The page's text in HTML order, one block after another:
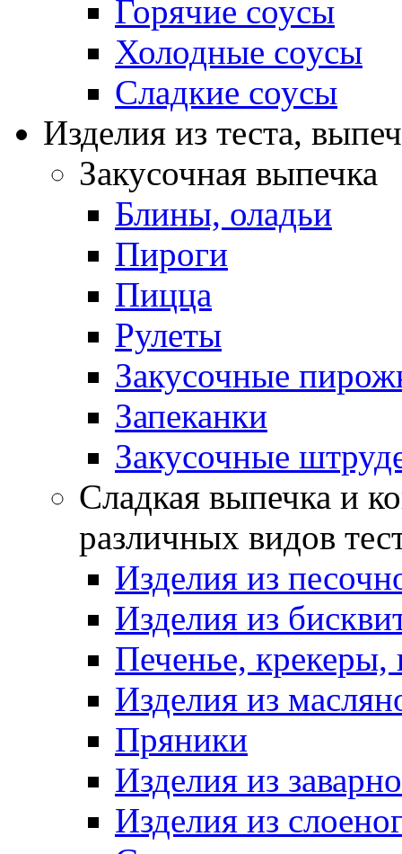
Горячие соусы
Холодные соусы
Сладкие соусы
Изделия из теста,
Закусочная выпечка
Блины, оладьи
Пироги
Пицца
Рулеты
Закусочные
Запеканки
Закусочные
Сладкая выпечка и
различных видов
Изделия из
Изделия из
Печенье, крекеры,
Изделия из
Пряники
Изделия из
Изделия из